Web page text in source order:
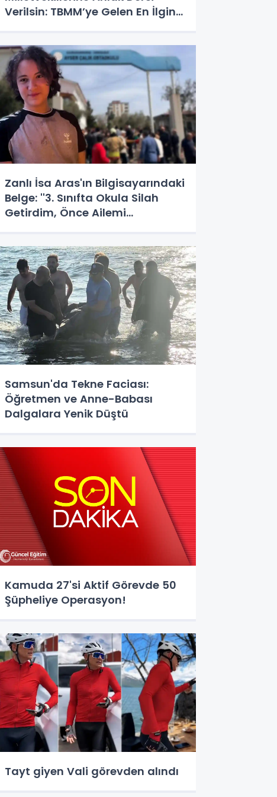
Verilsin: TBMM’ye Gelen En İlginç
Zanlı İsa Aras'ın Bilgisayarındaki
Belge: ''3. Sınıfta Okula Silah
Getirdim, Önce Ailemi
Samsun'da Tekne Faciası:
Öğretmen ve Anne-Babası
Dalgalara Yenik Düştü
Kamuda 27'si Aktif Görevde 50
Şüpheliye Operasyon!
Tayt giyen Vali görevden alındı